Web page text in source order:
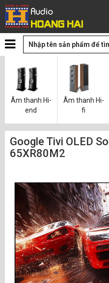
Âm thanh Hi-
end
Âm thanh Hi-
fi
Google Tivi OLED
65XR80M2